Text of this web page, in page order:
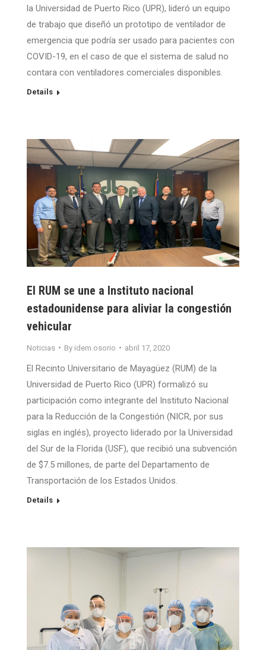
la Universidad de Puerto Rico (UPR), lideró un equipo
de trabajo que diseñó un prototipo de ventilador de
emergencia que podría ser usado para pacientes con
COVID-19, en el caso de que el sistema de salud no
contara con ventiladores comerciales disponibles.
Details
El RUM se une a Instituto nacional
estadounidense para aliviar la congestión
vehicular
Noticias By idem.osorio abril 17, 2020
El Recinto Universitario de Mayagüez (RUM) de la
Universidad de Puerto Rico (UPR) formalizó su
participación como integrante del Instituto Nacional
para la Reducción de la Congestión (NICR, por sus
siglas en inglés), proyecto liderado por la Universidad
del Sur de la Florida (USF), que recibió una subvención
de $7.5 millones, de parte del Departamento de
Transportación de los Estados Unidos.
Details